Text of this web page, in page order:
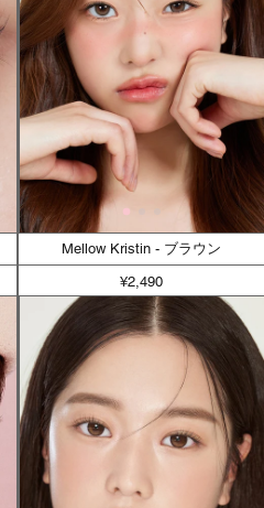
Mellow Kristin - ブラウン
¥2,490